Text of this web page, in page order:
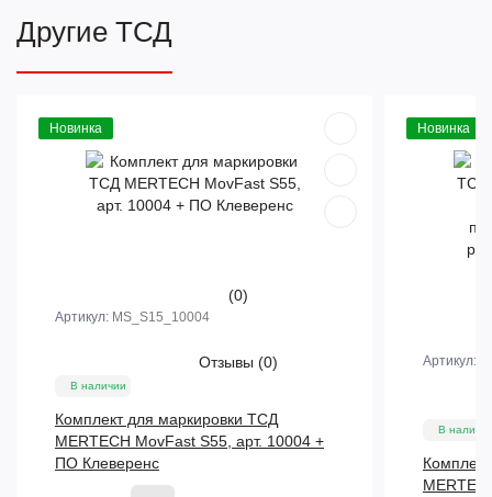
Другие ТСД
Новинка
(0)
Артикул: MS_S15_10004
Отзывы (0)
В наличии
Комплект для маркировки ТСД
MERTECH MovFast S55, арт. 10004 +
ПО Клеверенс
Новинка
Артикул:
В